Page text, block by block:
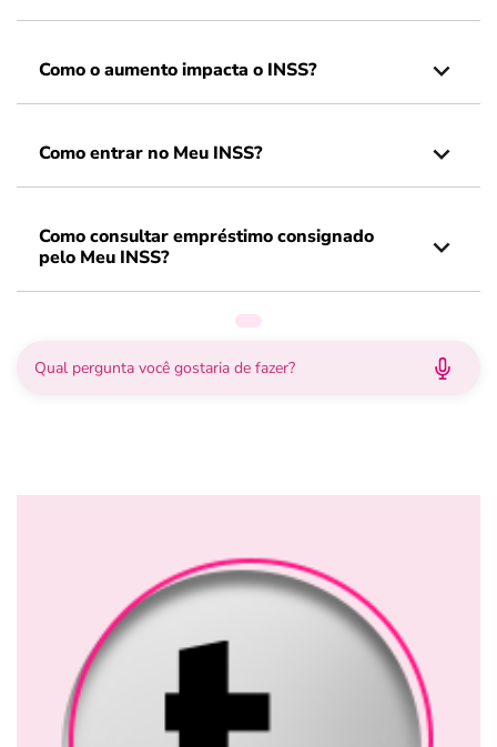
Como o aumento impacta o INSS?
Como entrar no Meu INSS?
Como consultar empréstimo consignado
pelo Meu INSS?